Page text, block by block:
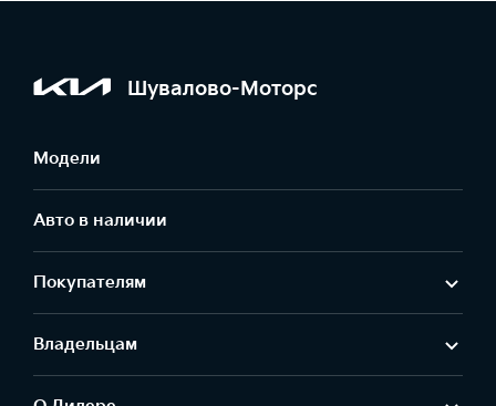
Шувалово-Моторс
Модели
Авто в наличии
Покупателям
Владельцам